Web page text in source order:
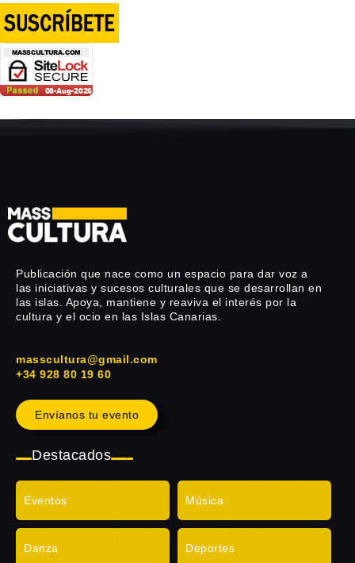
Publicación que nace como un espacio para dar voz a
las iniciativas y sucesos culturales que se desarrollan en
las islas. Apoya, mantiene y reaviva el interés por la
cultura y el ocio en las Islas Canarias.
masscultura@gmail.com
+34 928 80 19 60
Envíanos tu evento
Destacados
Eventos Música
Danza Deportes